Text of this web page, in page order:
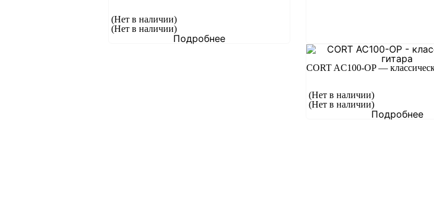
(Нет в наличии)
(Нет в наличии)
Подробнее
CORT AC100-OP —
(Нет в наличии)
(Нет в наличии)
Подробнее